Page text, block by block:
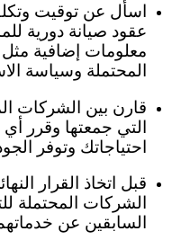
اسأل عن توقيت
عقود صيانة دورية
معلومات إضافية
المحتملة وسياسة
قارن بين الشركات
التي جمعتها وقرر
احتياجاتك وتوفر
قبل اتخاذ القرار
الشركات المحتملة
السابقين عن